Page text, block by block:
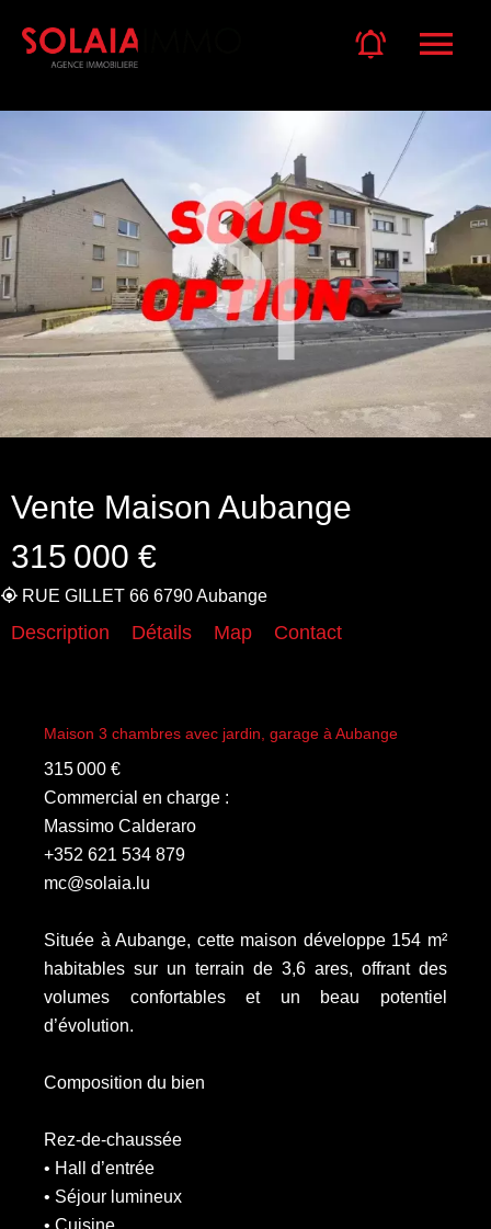
Vente Maison Aubange
315 000 €
RUE GILLET 66 6790 Aubange
Description Détails Map Contact
Maison 3 chambres avec jardin, garage à Aubange
315 000 €
Commercial en charge :
Massimo Calderaro
+352 621 534 879
mc@solaia.lu
Située à Aubange, cette maison développe 154 m²
habitables sur un terrain de 3,6 ares, offrant des
volumes confortables et un beau potentiel
d’évolution.
Composition du bien
Rez-de-chaussée
• Hall d’entrée
• Séjour lumineux
• Cuisine